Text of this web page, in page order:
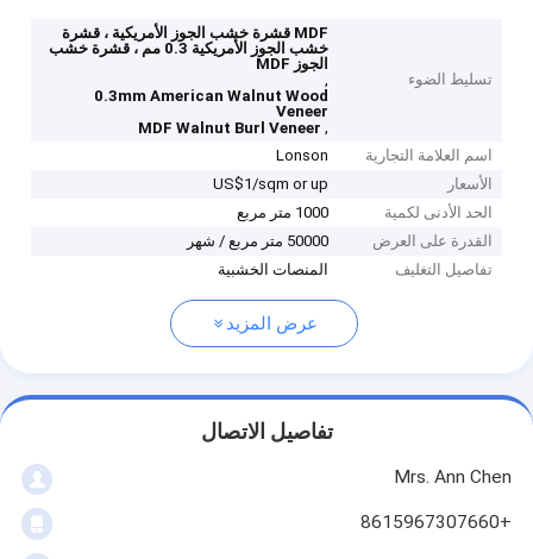
تسليط الضوء
MDF قشرة خشب الجوز الأمريكية ، قشرة
خشب الجوز الأمريكية 0.3 مم ، قشرة خشب
الجوز MDF
,
0.3mm American Walnut Wood
Veneer
,
MDF Walnut Burl Veneer
اسم العلامة التجارية
Lonson
الأسعار
US$1/sqm or up
الحد الأدنى لكمية
1000 متر مربع
القدرة على العرض
50000 متر مربع / شهر
تفاصيل التغليف
المنصات الخشبية
عرض المزيد
تفاصيل الاتصال
Mrs. Ann Chen
+8615967307660